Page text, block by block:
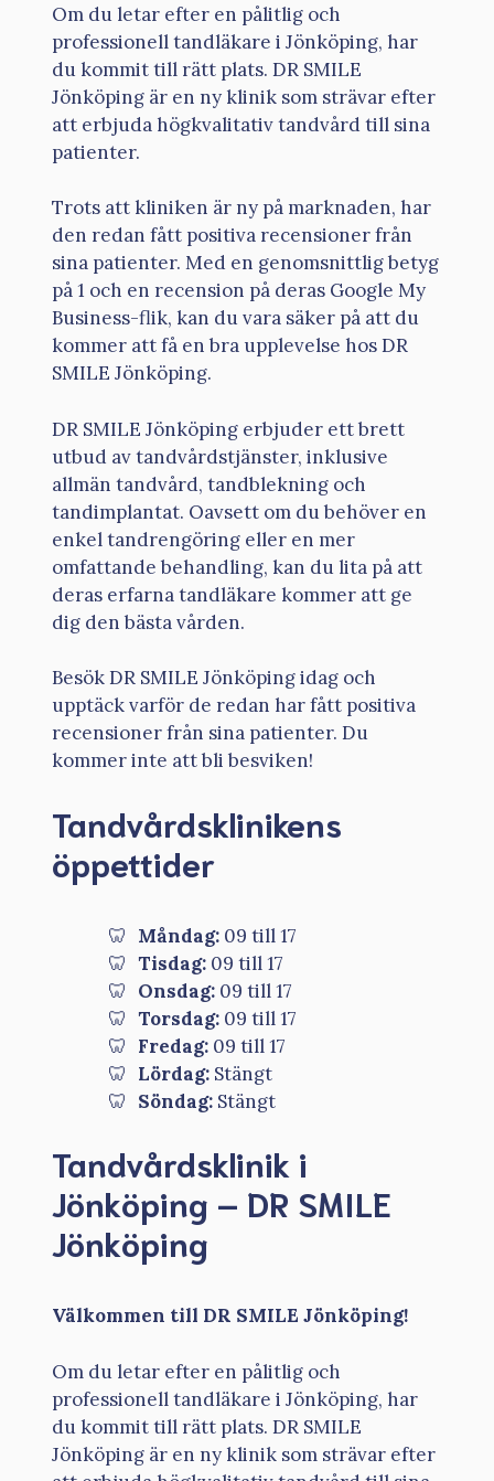
Om du letar efter en pålitlig och
professionell tandläkare i Jönköping, har
du kommit till rätt plats. DR SMILE
Jönköping är en ny klinik som strävar efter
att erbjuda högkvalitativ tandvård till sina
patienter.
Trots att kliniken är ny på marknaden, har
den redan fått positiva recensioner från
sina patienter. Med en genomsnittlig betyg
på 1 och en recension på deras Google My
Business-flik, kan du vara säker på att du
kommer att få en bra upplevelse hos DR
SMILE Jönköping.
DR SMILE Jönköping erbjuder ett brett
utbud av tandvårdstjänster, inklusive
allmän tandvård, tandblekning och
tandimplantat. Oavsett om du behöver en
enkel tandrengöring eller en mer
omfattande behandling, kan du lita på att
deras erfarna tandläkare kommer att ge
dig den bästa vården.
Besök DR SMILE Jönköping idag och
upptäck varför de redan har fått positiva
recensioner från sina patienter. Du
kommer inte att bli besviken!
Tandvårdsklinikens
öppettider
Måndag: 09 till 17
Tisdag: 09 till 17
Onsdag: 09 till 17
Torsdag: 09 till 17
Fredag: 09 till 17
Lördag: Stängt
Söndag: Stängt
Tandvårdsklinik i
Jönköping – DR SMILE
Jönköping
Välkommen till DR SMILE Jönköping!
Om du letar efter en pålitlig och
professionell tandläkare i Jönköping, har
du kommit till rätt plats. DR SMILE
Jönköping är en ny klinik som strävar efter